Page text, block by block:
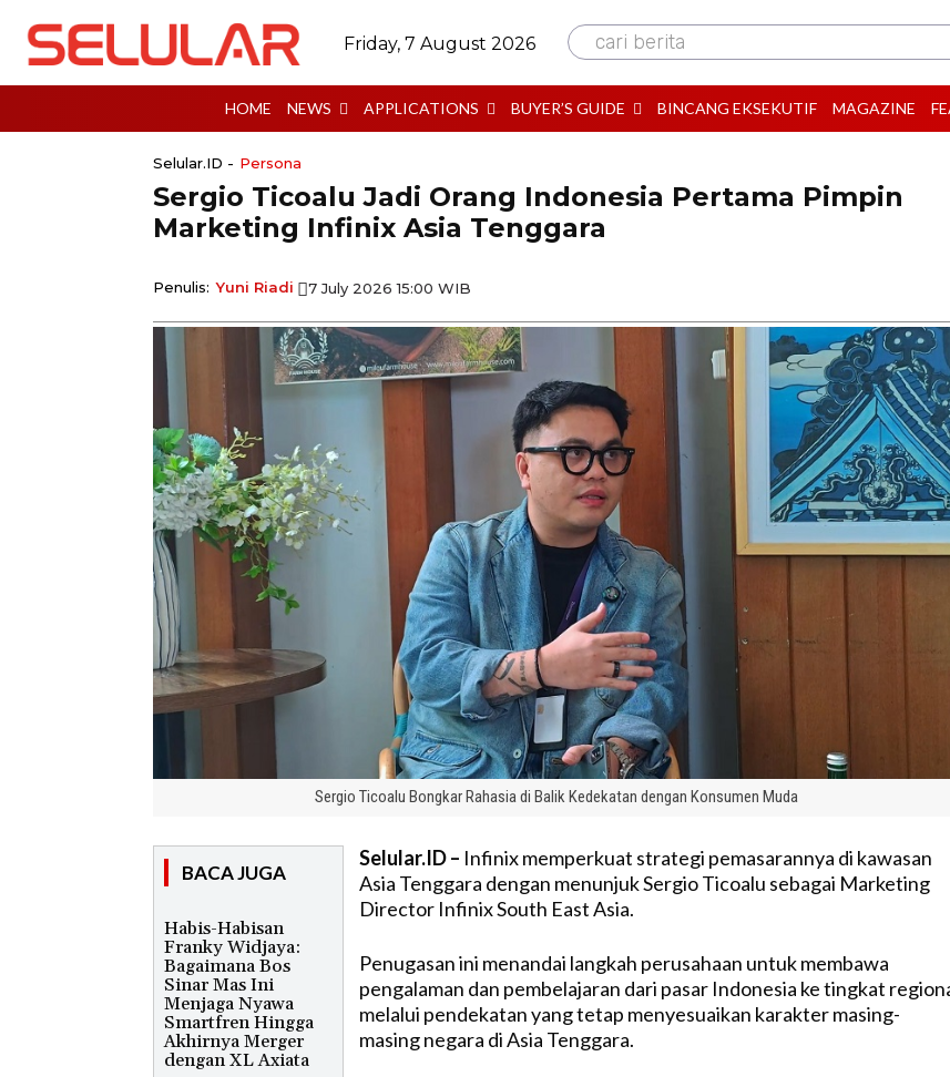
Friday, 7 August 2026 cari berita
HOME NEWS APPLICATIONS BUYER’S GUIDE BINCANG EKSEKUTIF MAGAZINE
Selular.ID - Persona
Sergio Ticoalu Jadi Orang Indonesia Pertama Pimpin
Marketing Infinix Asia Tenggara
Penulis: Yuni Riadi 7 July 2026 15:00 WIB
Sergio Ticoalu Bongkar Rahasia di Balik Kedekatan dengan Konsumen Muda
BACA JUGA
Habis-Habisan
Franky Widjaya:
Bagaimana Bos
Sinar Mas Ini
Menjaga Nyawa
Smartfren Hingga
Akhirnya Merger
dengan XL Axiata
Selular.ID – Infinix memperkuat strategi pemasarannya di kawasan
Asia Tenggara dengan menunjuk Sergio Ticoalu sebagai Marketing
Director Infinix South East Asia.
Penugasan ini menandai langkah perusahaan untuk membawa
pengalaman dan pembelajaran dari pasar Indonesia ke tingkat
melalui pendekatan yang tetap menyesuaikan karakter masing-
masing negara di Asia Tenggara.